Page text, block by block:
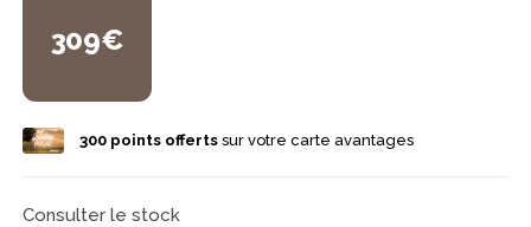
robuste simple et efficace. Fréquence de retournement
programmable.
309€
300points offertssur votre carte avantages
Consulter le stock